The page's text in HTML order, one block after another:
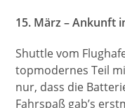
15. März – Ankunft
Shuttle vom
topmodernes Teil
nur, dass die
Fahrspaß gab’s